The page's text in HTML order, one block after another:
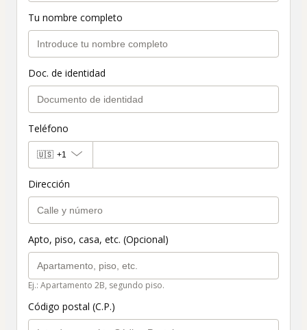
Tu nombre completo
Doc. de identidad
Teléfono
🇺🇸 +1
Dirección
Apto, piso, casa, etc. (Opcional)
Ej.: Apartamento 2B, segundo piso.
Código postal (C.P.)